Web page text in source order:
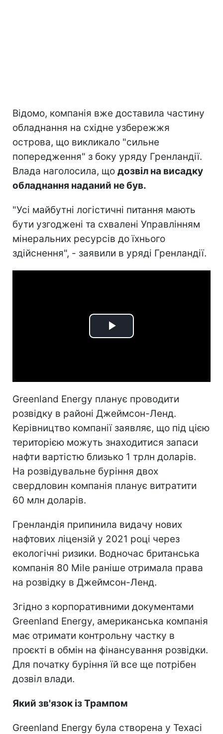
Відомо, компанія вже доставила частину
обладнання на східне узбережжя
острова, що викликало "сильне
попередження" з боку уряду Гренландії.
Влада наголосила, що дозвіл на висадку
обладнання наданий не був.
"Усі майбутні логістичні питання мають
бути узгоджені та схвалені Управлінням
мінеральних ресурсів до їхнього
здійснення", - заявили в уряді Гренландії.
Play
Greenland Energy планує проводити
розвідку в районі Джеймсон-Ленд.
Керівництво компанії заявляє, що під цією
територією можуть знаходитися запаси
нафти вартістю близько 1 трлн доларів.
На розвідувальне буріння двох
свердловин компанія планує витратити
60 млн доларів.
Гренландія припинила видачу нових
нафтових ліцензій у 2021 році через
екологічні ризики. Водночас британська
компанія 80 Mile раніше отримала права
на розвідку в Джеймсон-Ленд.
Згідно з корпоративними документами
Greenland Energy, американська компанія
має отримати контрольну частку в
проєкті в обмін на фінансування розвідки.
Для початку буріння їй все ще потрібен
дозвіл влади.
Який зв'язок із Трампом
Greenland Energy була створена у Техасі